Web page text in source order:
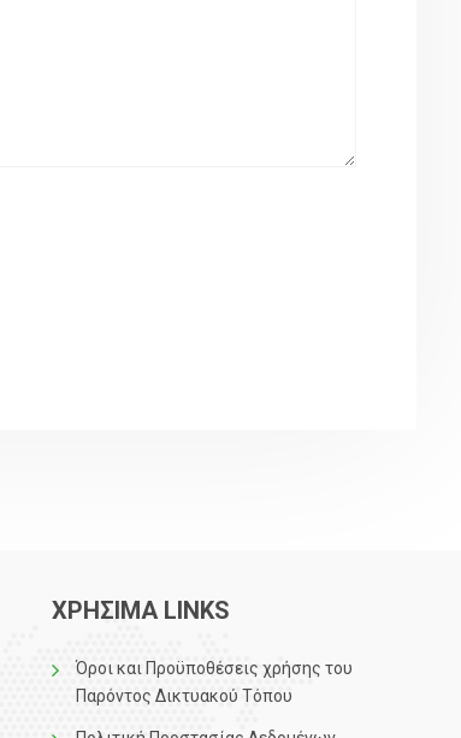
ΧΡΗΣΙΜΑ LINKS
Όροι και Προϋποθέσεις χρήσης του
Παρόντος Δικτυακού Τόπου